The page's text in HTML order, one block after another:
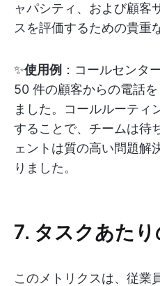
ャパシティ、および顧客
スを評価するための貴重
✨使用例 ：コールセンタ
50 件の顧客からの電話
ました。コールルーティ
することで、チームは待
ェントは質の高い問題解
りました。
7. タスクあた
このメトリクスは、従業